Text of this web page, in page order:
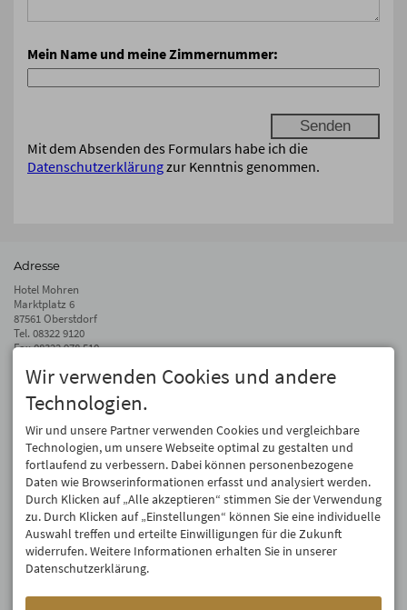
Mein Name und meine Zimmernummer:
Mit dem Absenden des Formulars habe ich die
Datenschutzerklärungzur Kenntnis genommen.
Adresse
Hotel Mohren
Marktplatz 6
87561 Oberstdorf
Tel. 08322 9120
Fax 08322 978 510
info@hotel-mohren.de
Auf dem Laufenden bleiben
Wir geben Ihre E-Mail-Adresse nicht weiter. Wir mögen auch keinen Spam.
Versprochen! Eine Abmeldung ist jederzeit möglich.
Anmelden
Wir verwenden Cookies und andere
Technologien.
Wir und unsere Partner verwenden Cookies und vergleichbare
Technologien, um unsere Webseite optimal zu gestalten und
fortlaufend zu verbessern. Dabei können personenbezogene
Daten wie Browserinformationen erfasst und analysiert werden.
Durch Klicken auf „Alle akzeptieren“ stimmen Sie der Verwendung
zu. Durch Klicken auf „Einstellungen“ können Sie eine individuelle
Auswahl treffen und erteilte Einwilligungen für die Zukunft
widerrufen. Weitere Informationen erhalten Sie in unserer
Datenschutzerklärung.